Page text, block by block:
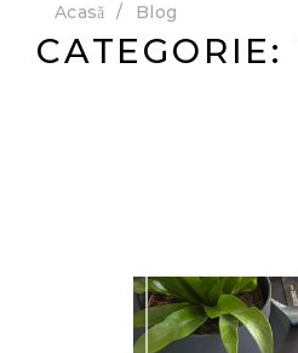
Acasă Blog
CATEGORIE: